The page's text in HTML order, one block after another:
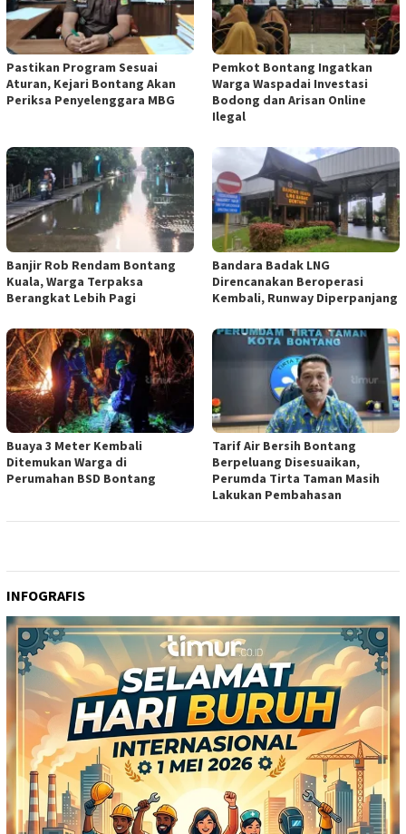
Pastikan Program Sesuai
Aturan, Kejari Bontang Akan
Periksa Penyelenggara MBG
Pemkot Bontang Ingatkan
Warga Waspadai Investasi
Bodong dan Arisan Online
Ilegal
Banjir Rob Rendam Bontang
Kuala, Warga Terpaksa
Berangkat Lebih Pagi
Bandara Badak LNG
Direncanakan Beroperasi
Kembali, Runway Diperpanjang
Buaya 3 Meter Kembali
Ditemukan Warga di
Perumahan BSD Bontang
Tarif Air Bersih Bontang
Berpeluang Disesuaikan,
Perumda Tirta Taman Masih
Lakukan Pembahasan
INFOGRAFIS